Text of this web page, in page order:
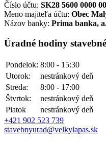
Číslo účtu: SK28 5600 0000
Meno majiteľa účtu: Obec
Názov banky: Prima banka,
Úradné hodiny
Pondelok: 8:00 - 15:30
Utorok:
nestránkový deň
Streda:
8:00 - 17:00
Štvrtok:
nestránkový deň
Piatok
nestránkový deň
+421 902 523 739
stavebnyurad@velkylapas.sk